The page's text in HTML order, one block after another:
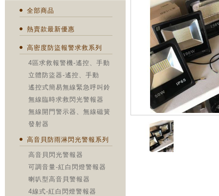
全部商品
熱賣款最新優惠
高密度防盜報警求救系列
4區求救報警機-遙控、手動
立體防盜器-遙控、手動
遙控式簡易無線緊急呼叫鈴
無線臨時求救閃光警報器
無線開門警示器、無線磁簧
發射器
高音貝防雨淋閃光警報系列
高音貝閃光警報器
可調音量-紅白閃燈警報器
喇叭型高音貝警報器
4線式-紅白閃燈警報器